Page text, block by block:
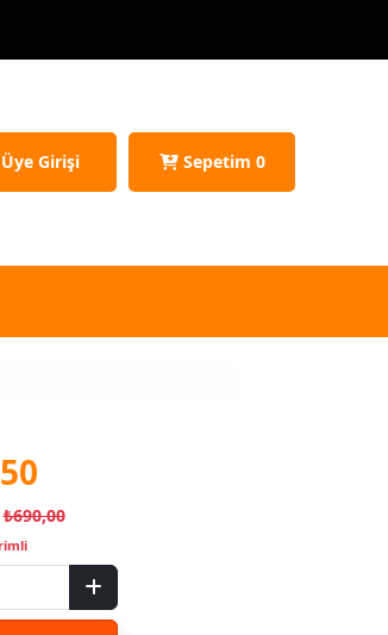
Üye Girişi Sepetim 0
₺690,00